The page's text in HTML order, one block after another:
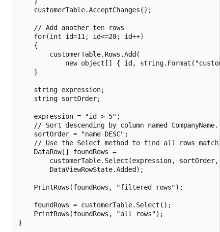
    customerTable.AcceptChanges();
    // Add another ten rows
    for(int id=11; id<=20; id++)
    {
        customerTable.Rows.Add(
new object[] { id,
    }
    string expression;
    string sortOrder;
    expression = "id > 5";
    // Sort descending by column named CompanyName.
    sortOrder = "name DESC";
// Use the Select method to find all rows
    DataRow[] foundRows =
        customerTable.Select(expression, sortOrder,
        DataViewRowState.Added);
    PrintRows(foundRows, "filtered rows");
    foundRows = customerTable.Select();
    PrintRows(foundRows, "all rows");
}